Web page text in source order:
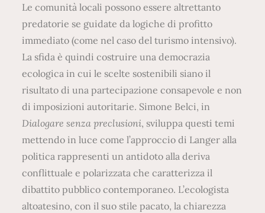
Le comunità locali possono essere altrettanto
predatorie se guidate da logiche di profitto
immediato (come nel caso del turismo intensivo).
La sfida è quindi costruire una democrazia
ecologica in cui le scelte sostenibili siano il
risultato di una partecipazione consapevole e non
di imposizioni autoritarie. Simone Belci, in
Dialogare senza preclusioni, sviluppa questi temi
mettendo in luce come l’approccio di Langer alla
politica rappresenti un antidoto alla deriva
conflittuale e polarizzata che caratterizza il
dibattito pubblico contemporaneo. L’ecologista
altoatesino, con il suo stile pacato, la chiarezza